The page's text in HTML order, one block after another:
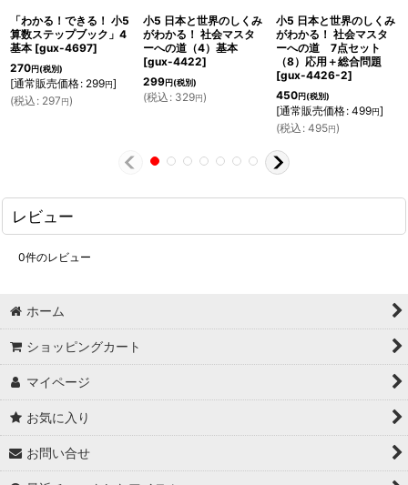
「わかる！できる！ 小5
算数ステップブック」4
基本 [gux-4697]
270円(税別)
[通常販売価格: 299円]
(税込 : 297円)
小5 日本と世界のしくみ
がわかる！ 社会マスタ
ーへの道（4）基本
[gux-4422]
299円(税別)
(税込 : 329円)
小5 日本と世界のしくみ
がわかる！ 社会マスタ
ーへの道 7点セット
（8）応用＋総合問題
[gux-4426-2]
450円(税別)
[通常販売価格: 499円]
(税込 : 495円)
レビュー
0件のレビュー
ホーム
ショッピングカート
マイページ
お気に入り
お問い合せ